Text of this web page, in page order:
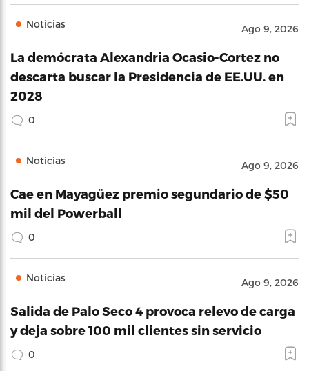
Noticias Ago 9, 2026
La demócrata Alexandria Ocasio-Cortez no
descarta buscar la Presidencia de EE.UU. en
2028
0
Noticias Ago 9, 2026
Cae en Mayagüez premio segundario de $50
mil del Powerball
0
Noticias Ago 9, 2026
Salida de Palo Seco 4 provoca relevo de carga
y deja sobre 100 mil clientes sin servicio
0